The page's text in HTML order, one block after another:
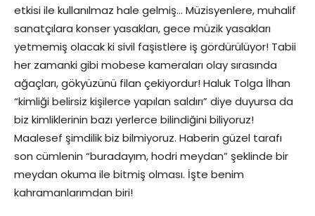
etkisi ile kullanılmaz hale gelmiş… Müzisyenlere, muhalif
sanatçılara konser yasakları, gece müzik yasakları
yetmemiş olacak ki sivil faşistlere iş gördürülüyor! Tabii
her zamanki gibi mobese kameraları olay sırasında
ağaçları, gökyüzünü filan çekiyordur! Haluk Tolga İlhan
“kimliği belirsiz kişilerce yapılan saldırı” diye duyursa da
biz kimliklerinin bazı yerlerce bilindiğini biliyoruz!
Maalesef şimdilik biz bilmiyoruz. Haberin güzel tarafı
son cümlenin “buradayım, hodri meydan” şeklinde bir
meydan okuma ile bitmiş olması. İşte benim
kahramanlarımdan biri!